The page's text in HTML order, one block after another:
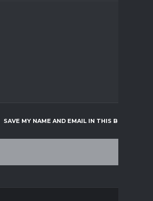
SAVE MY NAME AND EMAIL IN THIS BROWSER